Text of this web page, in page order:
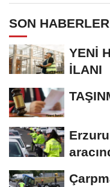
SON HABERLER
YENİ
İLANI